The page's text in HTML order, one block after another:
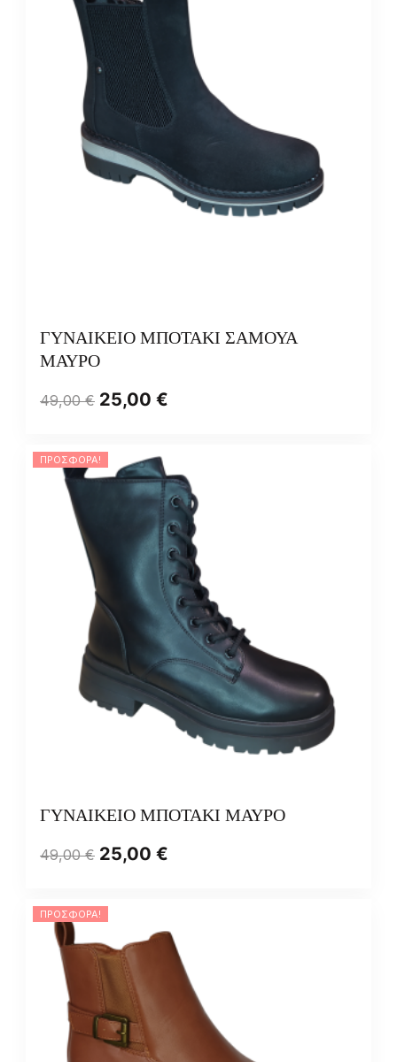
ΓΥΝΑΙΚΕΙΟ ΜΠΟΤΑΚΙ ΣΑΜΟΥΑ
ΜΑΥΡΟ
49,00€ 25,00 €
ΠΡΟΣΦΟΡΆ!
ΓΥΝΑΙΚΕΙΟ ΜΠΟΤΑΚΙ ΜΑΥΡΟ
49,00€ 25,00 €
ΠΡΟΣΦΟΡΆ!